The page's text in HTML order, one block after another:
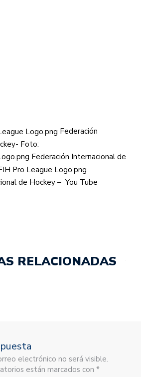
Federación
Foto:
Federación Internacional de
de Hockey – You Tube
RELACIONADAS
electrónico no será visible.
están marcados con *